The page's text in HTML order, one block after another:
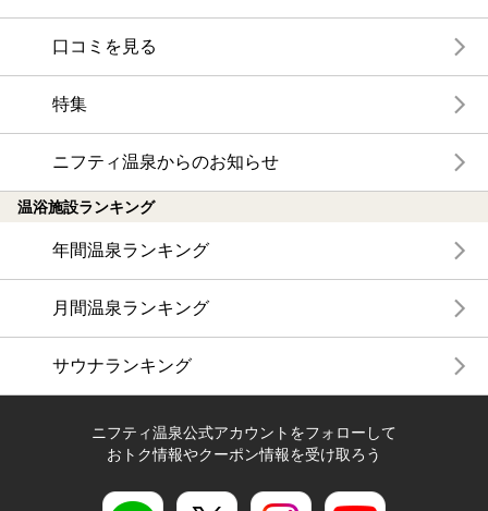
口コミを見る
特集
ニフティ温泉からのお知らせ
温浴施設ランキング
年間温泉ランキング
月間温泉ランキング
サウナランキング
ニフティ温泉公式アカウントをフォローして
おトク情報やクーポン情報を受け取ろう